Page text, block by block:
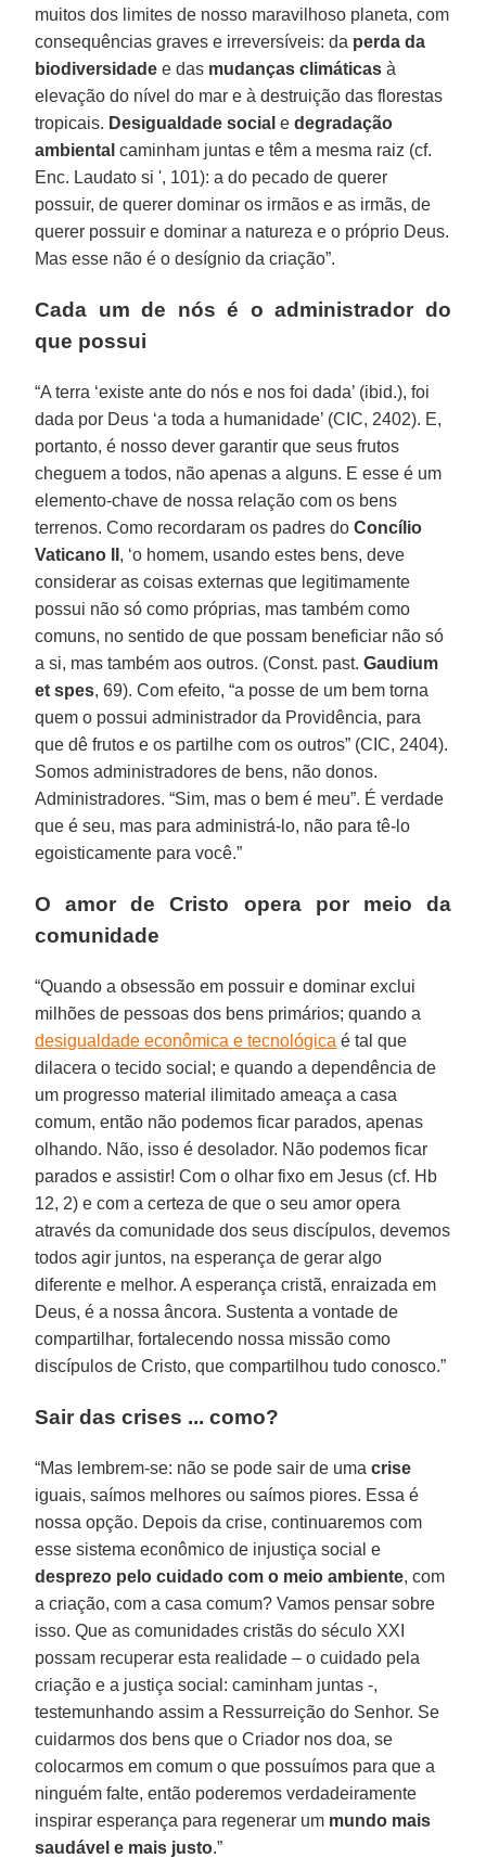
muitos dos limites de nosso maravilhoso planeta, com
consequências graves e irreversíveis: da perda da
biodiversidade e das mudanças climáticas à
elevação do nível do mar e à destruição das florestas
tropicais. Desigualdade social edegradação
ambiental caminham juntas e têm a mesma raiz (cf.
Enc. Laudato si ', 101): a do pecado de querer
possuir, de querer dominar os irmãos e as irmãs, de
querer possuir e dominar a natureza e o próprio Deus.
Mas esse não é o desígnio da criação”.
Cada um de nós é o administrador do
que possui
“A terra ‘existe ante do nós e nos foi dada’ (ibid.), foi
dada por Deus ‘a toda a humanidade’ (CIC, 2402). E,
portanto, é nosso dever garantir que seus frutos
cheguem a todos, não apenas a alguns. E esse é um
elemento-chave de nossa relação com os bens
terrenos. Como recordaram os padres doConcílio
Vaticano II , ‘o homem, usando estes bens, deve
considerar as coisas externas que legitimamente
possui não só como próprias, mas também como
comuns, no sentido de que possam beneficiar não só
a si, mas também aos outros. (Const. past.Gaudium
et spes, 69). Com efeito, “a posse de um bem torna
quem o possui administrador da Providência, para
que dê frutos e os partilhe com os outros” (CIC, 2404).
Somos administradores de bens, não donos.
Administradores. “Sim, mas o bem é meu”. É verdade
que é seu, mas para administrá-lo, não para tê-lo
egoisticamente para você.”
O amor de Cristo opera por meio da
comunidade
“Quando a obsessão em possuir e dominar exclui
milhões de pessoas dos bens primários; quando a
desigualdade econômica e tecnológica é tal que
dilacera o tecido social; e quando a dependência de
um progresso material ilimitado ameaça a casa
comum, então não podemos ficar parados, apenas
olhando. Não, isso é desolador. Não podemos ficar
parados e assistir! Com o olhar fixo em Jesus (cf. Hb
12, 2) e com a certeza de que o seu amor opera
através da comunidade dos seus discípulos, devemos
todos agir juntos, na esperança de gerar algo
diferente e melhor. A esperança cristã, enraizada em
Deus, é a nossa âncora. Sustenta a vontade de
compartilhar, fortalecendo nossa missão como
discípulos de Cristo, que compartilhou tudo conosco.”
Sair das crises ... como?
“Mas lembrem-se: não se pode sair de umacrise
iguais, saímos melhores ou saímos piores. Essa é
nossa opção. Depois da crise, continuaremos com
esse sistema econômico de injustiça social e
desprezo pelo cuidado com o meio ambiente, com
a criação, com a casa comum? Vamos pensar sobre
isso. Que as comunidades cristãs do século XXI
possam recuperar esta realidade – o cuidado pela
criação e a justiça social: caminham juntas -,
testemunhando assim a Ressurreição do Senhor. Se
cuidarmos dos bens que o Criador nos doa, se
colocarmos em comum o que possuímos para que a
ninguém falte, então poderemos verdadeiramente
inspirar esperança para regenerar um mundo mais
saudável e mais justo.”